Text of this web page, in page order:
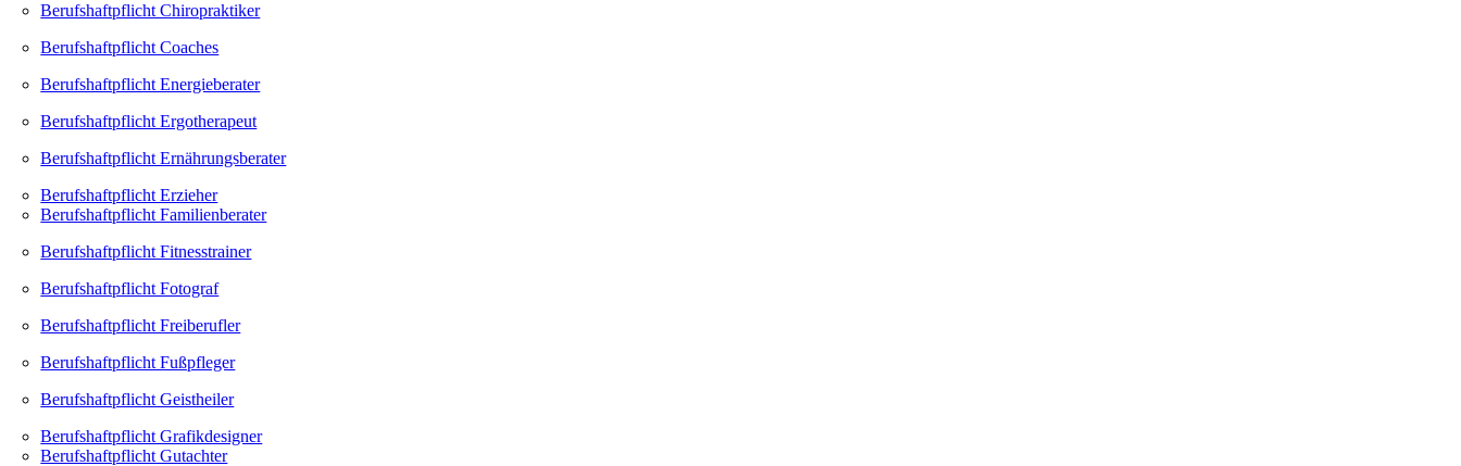
Berufshaftpflicht Chiropraktiker
Berufshaftpflicht Coaches
Berufshaftpflicht Energieberater
Berufshaftpflicht Ergotherapeut
Berufshaftpflicht Ernährungsberater
Berufshaftpflicht Erzieher
Berufshaftpflicht Familienberater
Berufshaftpflicht Fitnesstrainer
Berufshaftpflicht Fotograf
Berufshaftpflicht Freiberufler
Berufshaftpflicht Fußpfleger
Berufshaftpflicht Geistheiler
Berufshaftpflicht Grafikdesigner
Berufshaftpflicht Gutachter